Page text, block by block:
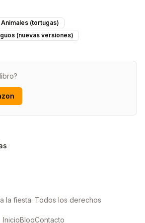
Animales (tortugas)
(nuevas versiones)
la fiesta. Todos los derechos
InicioBlogContacto